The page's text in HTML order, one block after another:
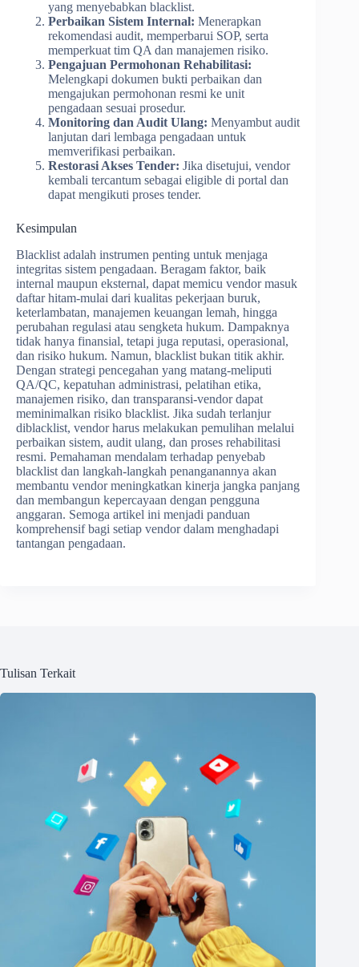
yang menyebabkan blacklist.
Perbaikan Sistem Internal: Menerapkan
rekomendasi audit, memperbarui SOP, serta
memperkuat tim QA dan manajemen risiko.
Pengajuan Permohonan Rehabilitasi:
Melengkapi dokumen bukti perbaikan dan
mengajukan permohonan resmi ke unit
pengadaan sesuai prosedur.
Monitoring dan Audit Ulang: Menyambut audit
lanjutan dari lembaga pengadaan untuk
memverifikasi perbaikan.
Restorasi Akses Tender: Jika disetujui, vendor
kembali tercantum sebagai eligible di portal dan
dapat mengikuti proses tender.
Kesimpulan
Blacklist adalah instrumen penting untuk menjaga
integritas sistem pengadaan. Beragam faktor, baik
internal maupun eksternal, dapat memicu vendor masuk
daftar hitam-mulai dari kualitas pekerjaan buruk,
keterlambatan, manajemen keuangan lemah, hingga
perubahan regulasi atau sengketa hukum. Dampaknya
tidak hanya finansial, tetapi juga reputasi, operasional,
dan risiko hukum. Namun, blacklist bukan titik akhir.
Dengan strategi pencegahan yang matang-meliputi
QA/QC, kepatuhan administrasi, pelatihan etika,
manajemen risiko, dan transparansi-vendor dapat
meminimalkan risiko blacklist. Jika sudah terlanjur
diblacklist, vendor harus melakukan pemulihan melalui
perbaikan sistem, audit ulang, dan proses rehabilitasi
resmi. Pemahaman mendalam terhadap penyebab
blacklist dan langkah-langkah penanganannya akan
membantu vendor meningkatkan kinerja jangka panjang
dan membangun kepercayaan dengan pengguna
anggaran. Semoga artikel ini menjadi panduan
komprehensif bagi setiap vendor dalam menghadapi
tantangan pengadaan.
Tulisan Terkait